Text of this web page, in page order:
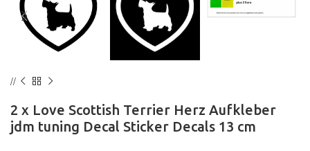
2 x Love Scottish Terrier Herz Aufkleber
jdm tuning Decal Sticker Decals 13 cm